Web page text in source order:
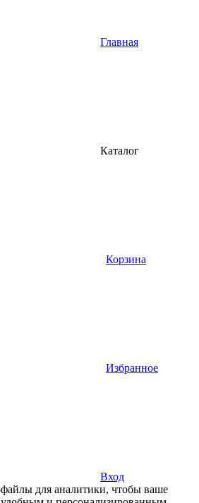
Главная
Каталог
Корзина
Избранное
Вход
для аналитики, чтобы ваше